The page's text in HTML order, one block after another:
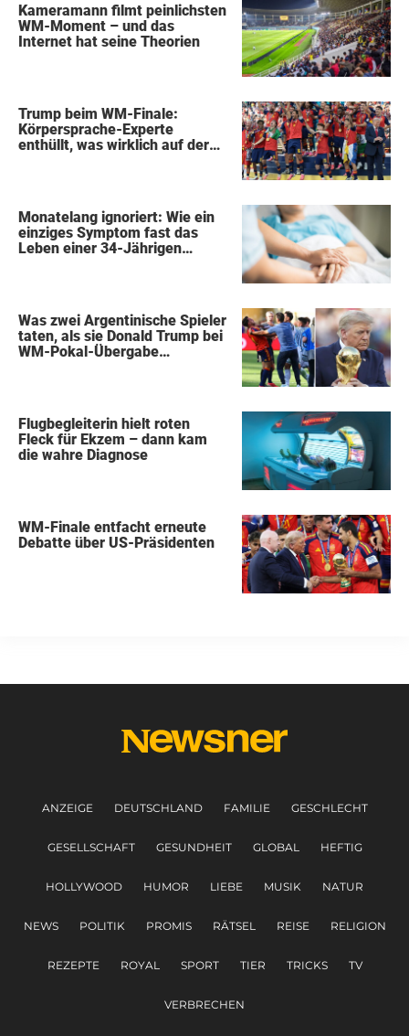
Kameramann filmt peinlichsten
WM-Moment – und das
Internet hat seine Theorien
Trump beim WM-Finale:
Körpersprache-Experte
enthüllt, was wirklich auf der
Monatelang ignoriert: Wie ein
einziges Symptom fast das
Leben einer 34-Jährigen
Was zwei Argentinische Spieler
taten, als sie Donald Trump bei
WM-Pokal-Übergabe
Flugbegleiterin hielt roten
Fleck für Ekzem – dann kam
die wahre Diagnose
WM-Finale entfacht erneute
Debatte über US-Präsidenten
ANZEIGE DEUTSCHLAND FAMILIE GESCHLECHT
GESELLSCHAFT GESUNDHEIT GLOBAL HEFTIG
HOLLYWOOD HUMOR LIEBE MUSIK NATUR
NEWS POLITIK PROMIS RÄTSEL REISE RELIGION
REZEPTE ROYAL SPORT TIER TRICKS TV
VERBRECHEN